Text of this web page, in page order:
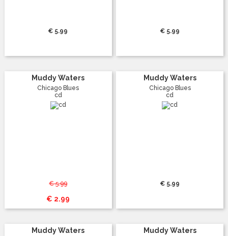
€ 5.99 € 5.99
Muddy Waters
Chicago Blues
cd
€ 5.99
€ 2.99
Muddy Waters
Chicago Blues
cd
€ 5.99
Muddy Waters Muddy Waters